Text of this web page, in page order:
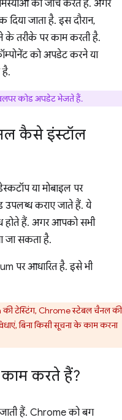
की जांच करते हैं. अगर
जाता है. इस दौरान,
के तरीके पर काम करती है.
को अपडेट करने या
कोड अपडेट भेजते हैं.
कैसे इंस्टॉल
या मोबाइल पर
कराए जाते हैं. ये
होते हैं. अगर आपको सभी
जा सकता है.
पर आधारित है. इसे भी
टेस्टिंग, Chrome स्टेबल चैनल की
बिना किसी सूचना के काम करना
करते हैं?
जाती हैं. Chrome को बग